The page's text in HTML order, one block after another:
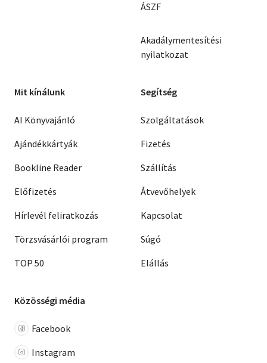
ÁSZF
Akadálymentesítési
nyilatkozat
Mit kínálunk
AI Könyvajánló
Ajándékkártyák
Bookline Reader
Előfizetés
Hírlevél feliratkozás
Törzsvásárlói program
TOP 50
Segítség
Szolgáltatások
Fizetés
Szállítás
Átvevőhelyek
Kapcsolat
Súgó
Elállás
Közösségi média
Facebook
Instagram